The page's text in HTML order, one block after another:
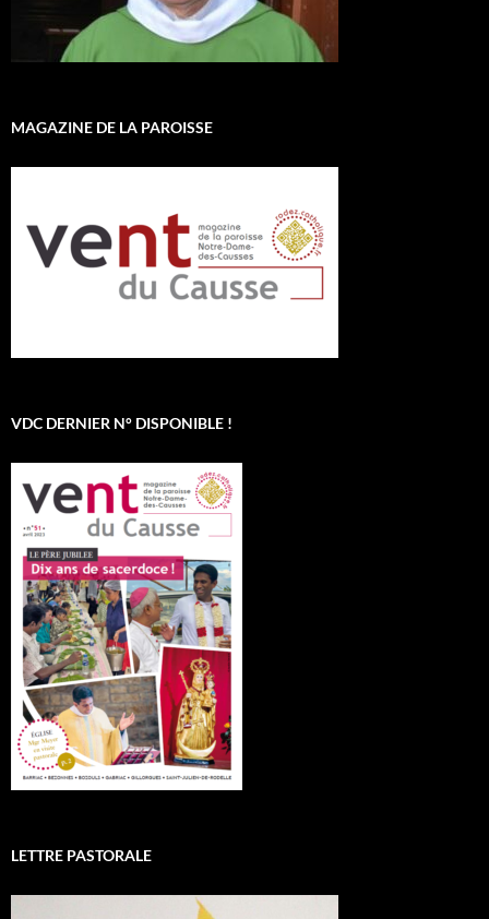
MAGAZINE DE LA PAROISSE
VDC DERNIER N° DISPONIBLE !
LETTRE PASTORALE